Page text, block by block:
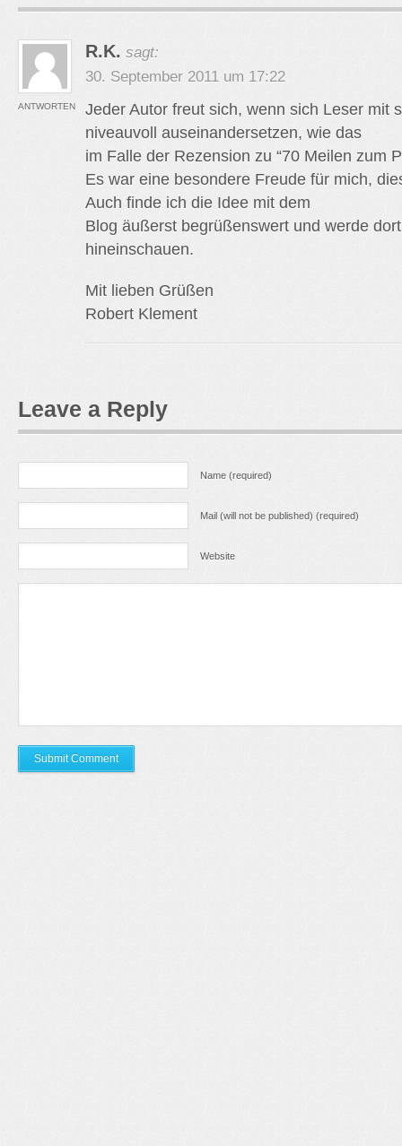
R.K. sagt:
30. September 2011 um 17:22
Jeder Autor freut sich, wenn sich Leser mit
niveauvoll auseinandersetzen, wie das
im Falle der Rezension zu “70 Meilen zum
Es war eine besondere Freude für mich,
Auch finde ich die Idee mit dem
Blog äußerst begrüßenswert und werde
hineinschauen.
Mit lieben Grüßen
Robert Klement
ANTWORTEN
Leave a Reply
Name (required)
Mail (will not be published) (required)
Website